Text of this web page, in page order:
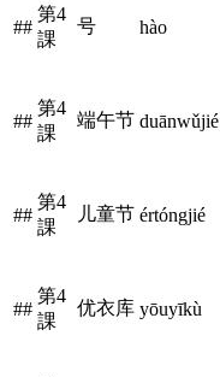
##
第4
課
号 hào
##
第4
課
端午节 duānwǔjié
##
第4
課
儿童节 értóngjié
##
第4
課
优衣库 yōuyīkù